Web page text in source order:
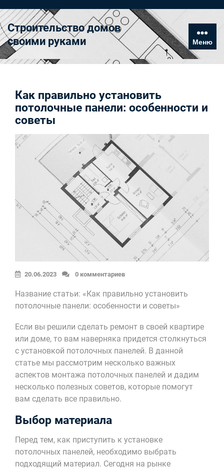
к
содержимому
Строительство домов
своими руками
Меню
Как правильно установить
потолочные панели: особенности и
советы
20.06.2023 0 комментариев
Название статьи: «Как правильно установить
потолочные панели: особенности и советы»
Если вы решили сделать ремонт в своей квартире
или доме, то вам наверняка придется столкнуться
с установкой потолочных панелей. В данной
статье мы рассмотрим несколько важных
аспектов монтажа потолочных панелей и дадим
несколько полезных советов, которые помогут
вам сделать все правильно.
Выбор материала
Перед тем, как приступить к установке
потолочных панелей, необходимо выбрать
подходящий материал. Сегодня на рынке